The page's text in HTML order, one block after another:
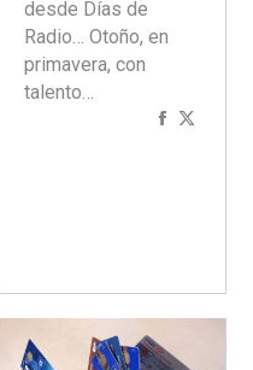
desde Días de
Radio… Otoño, en
primavera, con
talento…
Compartir